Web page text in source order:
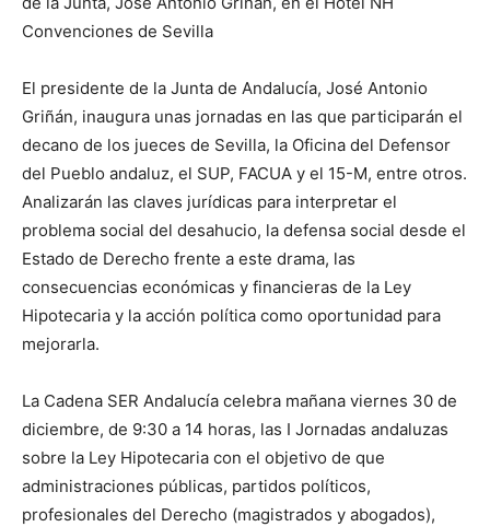
Convenciones de Sevilla
El presidente de la Junta de Andalucía, José Antonio
Griñán, inaugura unas jornadas en las que participarán el
decano de los jueces de Sevilla, la Oficina del Defensor
del Pueblo andaluz, el SUP, FACUA y el 15-M, entre otros.
Analizarán las claves jurídicas para interpretar el
problema social del desahucio, la defensa social desde el
Estado de Derecho frente a este drama, las
consecuencias económicas y financieras de la Ley
Hipotecaria y la acción política como oportunidad para
mejorarla.
La Cadena SER Andalucía celebra mañana viernes 30 de
diciembre, de 9:30 a 14 horas, las I Jornadas andaluzas
sobre la Ley Hipotecaria con el objetivo de que
administraciones públicas, partidos políticos,
profesionales del Derecho (magistrados y abogados),